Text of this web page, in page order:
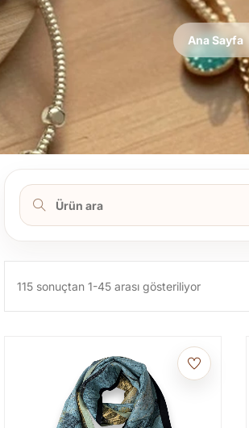
Ana Sayfa
115 sonuçtan 1-60 arası gösteriliyor